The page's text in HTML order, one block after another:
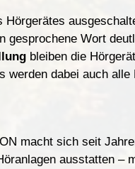
Hörgerätes
gesprochene Wort
bleiben die
werden dabei auch
macht sich seit
ausstatten –